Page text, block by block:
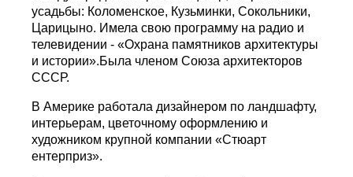
усадьбы: Коломенское, Кузьминки, Сокольники,
Царицыно. Имела свою программу на радио и
телевидении - «Охрана памятников архитектуры
и истории».Была членом Союза архитекторов
СССР.
В Америке работала дизайнером по ландшафту,
интерьерам, цветочному оформлению и
художником крупной компании «Стюарт
ентерприз».